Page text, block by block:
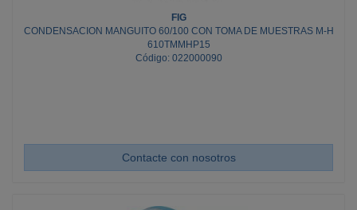
FIG
CONDENSACION MANGUITO 60/100 CON TOMA DE MUESTRAS M-H
610TMMHP15
Código: 022000090
Contacte con nosotros